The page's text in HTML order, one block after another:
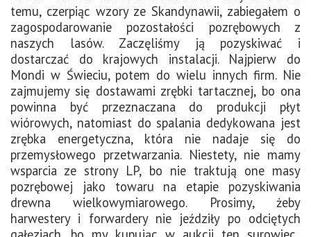
temu, czerpiąc wzory ze Skandynawii, zabiegałem o
zagospodarowanie pozostałości pozrębowych z
naszych lasów. Zaczęliśmy ją pozyskiwać i
dostarczać do krajowych instalacji. Najpierw do
Mondi w Świeciu, potem do wielu innych firm. Nie
zajmujemy się dostawami zrębki tartacznej, bo ona
powinna być przeznaczana do produkcji płyt
wiórowych, natomiast do spalania dedykowana jest
zrębka energetyczna, która nie nadaje się do
przemysłowego przetwarzania. Niestety, nie mamy
wsparcia ze strony LP, bo nie traktują one masy
pozrębowej jako towaru na etapie pozyskiwania
drewna wielkowymiarowego. Prosimy, żeby
harwestery i forwardery nie jeździły po odciętych